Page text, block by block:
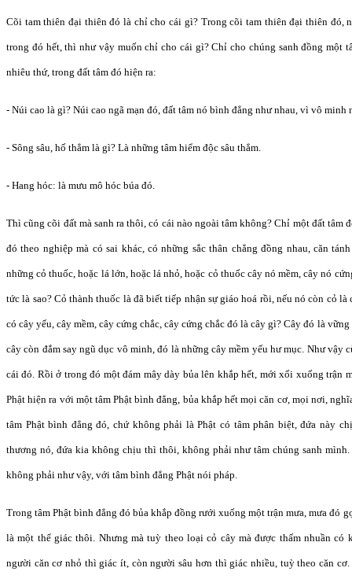
Cõi tam thiên đại thiên đó là chỉ cho cái gì? Trong cõi tam thiên đại thiên đó,
trong đó hết, thì như vậy muốn chỉ cho cái gì? Chỉ cho chúng sanh đồng một
nhiêu thứ, trong đất tâm đó hiện ra:
- Núi cao là gì? Núi cao ngã mạn đó, đất tâm nó bình đẳng như nhau, vì vô minh
- Sông sâu, hố thẳm là gì? Là những tâm hiểm độc sâu thẳm.
- Hang hóc: là mưu mô hóc búa đó.
Thì cũng cõi đất mà sanh ra thôi, có cái nào ngoài tâm không? Chỉ một đất tâm
đó theo nghiệp mà có sai khác, có những sắc thân chẳng đồng nhau, căn
những cỏ thuốc, hoặc lá lớn, hoặc lá nhỏ, hoặc cỏ thuốc cây nó mềm, cây nó
tức là sao? Cỏ thành thuốc là đã biết tiếp nhận sự giáo hoá rồi, nếu nó còn cỏ
có cây yếu, cây mềm, cây cứng chắc, cây cứng chắc đó là cây gì? Cây đó là
cây còn đắm say ngũ dục vô minh, đó là những cây mềm yếu hư mục. Như vậy
cái đó. Rồi ở trong đó một đám mây dày bủa lên khắp hết, mới xối xuống trận
Phật hiện ra với một tâm Phật bình đẳng, bủa khắp hết mọi căn cơ, mọi nơi,
tâm Phật bình đẳng đó, chứ không phải là Phật có tâm phân biệt, đứa này
thương nó, đứa kia không chịu thì thôi, không phải như tâm chúng sanh
không phải như vậy, với tâm bình đẳng Phật nói pháp.
Trong tâm Phật bình đẳng đó bủa khắp đồng rưới xuống một trận mưa, mưa đó
là một thể giác thôi. Nhưng mà tuỳ theo loại cỏ cây mà được thấm nhuần có
người căn cơ nhỏ thì giác ít, còn người sâu hơn thì giác nhiều, tuỳ theo căn